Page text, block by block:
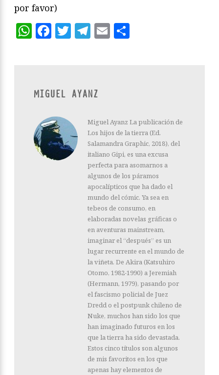
por favor)
WhatsApp
Facebook
Twitter
Telegram
Email
MIGUEL AYANZ
Miguel Ayanz La publicación de
Los hijos de la tierra (Ed.
Salamandra Graphic, 2018), del
italiano Gipi, es una excusa
perfecta para asomarnos a
algunos de los páramos
apocalípticos que ha dado el
mundo del cómic. Ya sea en
tebeos de consumo, en
elaboradas novelas gráficas o
en aventuras mainstream,
imaginar el “después” es un
lugar recurrente en el mundo de
la viñeta. De Akira (Katsuhiro
Otomo, 1982-1990) a Jeremiah
(Hermann, 1979), pasando por
el fascismo policial de Juez
Dredd o el postpunk chileno de
Nuke, muchos han sido los que
han imaginado futuros en los
que la tierra ha sido devastada.
Estos cinco títulos son algunos
de mis favoritos en los que
apenas hay elementos de